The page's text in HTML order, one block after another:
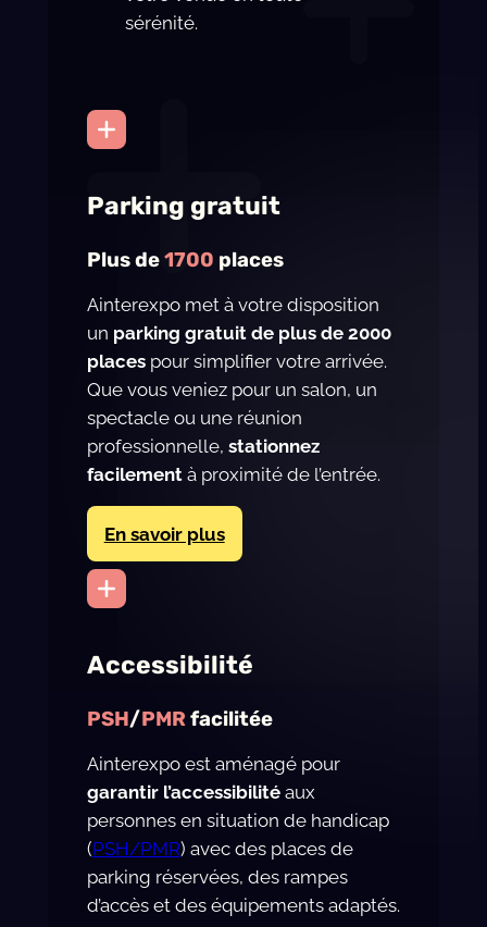
sérénité.
Parking gratuit
Plus de1700 places
Ainterexpo met à votre disposition
un parking gratuit de plus de 2000
placespour simplifier votre arrivée.
Que vous veniez pour un salon, un
spectacle ou une réunion
professionnelle, stationnez
facilementà proximité de l’entrée.
En savoir plus
Accessibilité
PSH/PMRfacilitée
Ainterexpo est aménagé pour
garantir l’accessibilitéaux
personnes en situation de handicap
(PSH/PMR) avec des places de
parking réservées, des rampes
d’accès et des équipements adaptés.